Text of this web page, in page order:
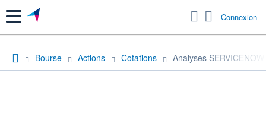
Menu Connexion
Bourse Actions Cotations Analyses SERVICENOW